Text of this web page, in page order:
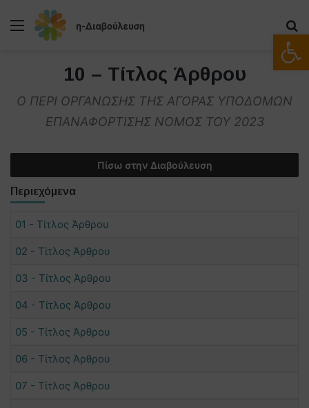
Μενού
10 – Τίτλος Άρθρου
Ο ΠΕΡΙ ΟΡΓΑΝΩΣΗΣ ΤΗΣ ΑΓΟΡΑΣ ΥΠΟΔΟΜΩΝ
ΕΠΑΝΑΦΟΡΤΙΣΗΣ ΝΟΜΟΣ ΤΟΥ 2023
Πίσω στην Διαβούλευση
Περιεχόμενα
01 - Τίτλος Άρθρου
02 - Τίτλος Άρθρου
03 - Τίτλος Άρθρου
04 - Τίτλος Άρθρου
05 - Τίτλος Άρθρου
06 - Τίτλος Άρθρου
07 - Τίτλος Άρθρου